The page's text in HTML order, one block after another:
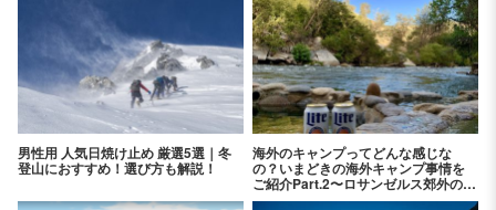
男性用 人気日焼け止め 厳選5選｜冬
登山におすすめ！選び方も解説！
海外のキャンプってどんな感じな
の？いまどきの海外キャンプ事情を
ご紹介Part.2〜ロサンゼルス郊外のキ
ャンプ場 レイク・イザベラ 編〜